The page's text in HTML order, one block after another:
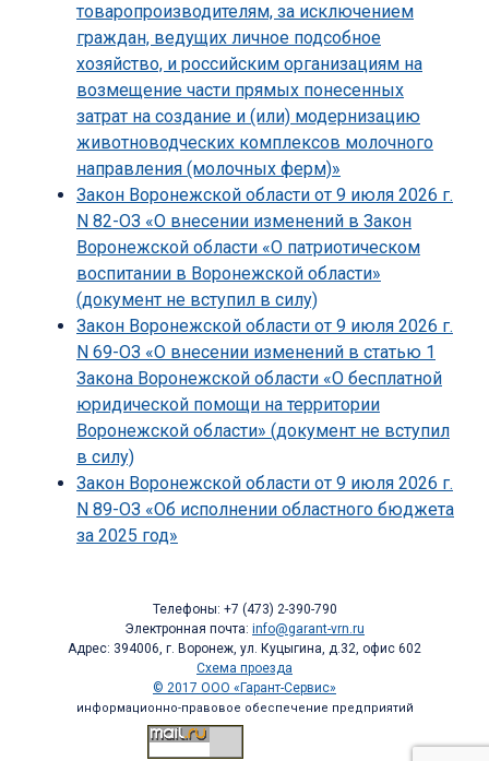
товаропроизводителям, за исключением
граждан, ведущих личное подсобное
хозяйство, и российским организациям на
возмещение части прямых понесенных
затрат на создание и (или) модернизацию
животноводческих комплексов молочного
направления (молочных ферм)»
Закон Воронежской области от 9 июля 2026 г.
N 82-ОЗ «О внесении изменений в Закон
Воронежской области «О патриотическом
воспитании в Воронежской области»
(документ не вступил в силу)
Закон Воронежской области от 9 июля 2026 г.
N 69-ОЗ «О внесении изменений в статью 1
Закона Воронежской области «О бесплатной
юридической помощи на территории
Воронежской области» (документ не вступил
в силу)
Закон Воронежской области от 9 июля 2026 г.
N 89-ОЗ «Об исполнении областного бюджета
за 2025 год»
Телефоны: +7 (473) 2-390-790
Электронная почта: info@garant-vrn.ru
Адрес: 394006, г. Воронеж, ул. Куцыгина, д.32, офис 602
Схема проезда
© 2017 ООО «Гарант-Сервис»
информационно-правовое обеспечение предприятий